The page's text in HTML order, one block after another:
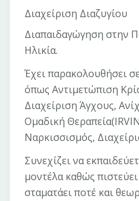
Διαχείριση Διαζυγίου
Διαπαιδαγώγηση στην
Ηλικία.
Έχει παρακολουθήσει
όπως Αντιμετώπιση
Διαχείριση Άγχους,
Ομαδική
Ναρκισσισμός,
Συνεχίζει να
μοντέλα καθώς
σταματάει ποτέ και